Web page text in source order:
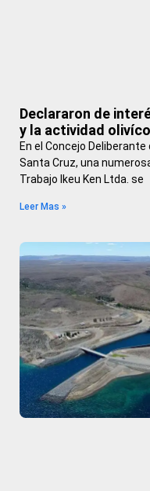
Declararon de
y la actividad
En el Concejo
Santa Cruz, una
Trabajo Ikeu Ken Ltda. se
Leer Mas »